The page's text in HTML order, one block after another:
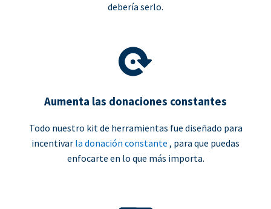
debería serlo.
Aumenta las donaciones constantes
Todo nuestro kit de herramientas fue diseñado para
incentivar la donación constante , para que puedas
enfocarte en lo que más importa.